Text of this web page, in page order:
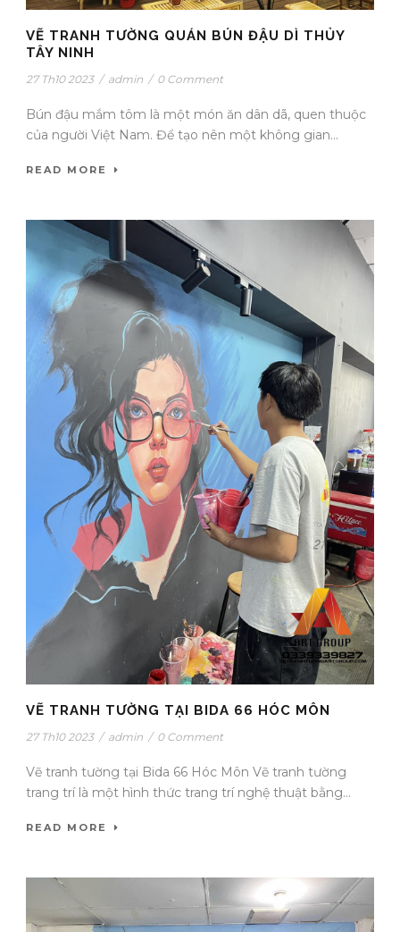
VẼ TRANH TƯỜNG QUÁN BÚN ĐẬU DÌ THỦY
TÂY NINH
27 Th10 2023 / admin / 0 Comment
Bún đậu mắm tôm là một món ăn dân dã, quen thuộc
của người Việt Nam. Để tạo nên một không gian...
READ MORE
VẼ TRANH TƯỜNG TẠI BIDA 66 HÓC MÔN
27 Th10 2023 / admin / 0 Comment
Vẽ tranh tường tại Bida 66 Hóc Môn Vẽ tranh tường
trang trí là một hình thức trang trí nghệ thuật bằng...
READ MORE